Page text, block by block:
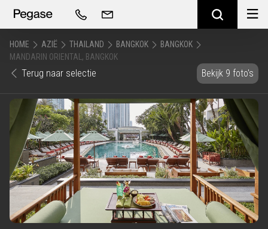
HOME AZIË THAILAND BANGKOK
BANGKOK
MANDARIN ORIENTAL, BANGKOK
Terug naar selectie Bekijk 9 foto's